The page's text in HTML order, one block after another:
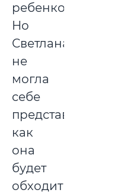
ребенком.
Но
Светлана
не
могла
себе
представить,
как
она
будет
обходиться